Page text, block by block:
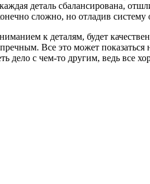
деталь сбалансирована,
сложно, но отладив систему
к деталям, будет
Все это может
дело с чем-то другим, ведь все